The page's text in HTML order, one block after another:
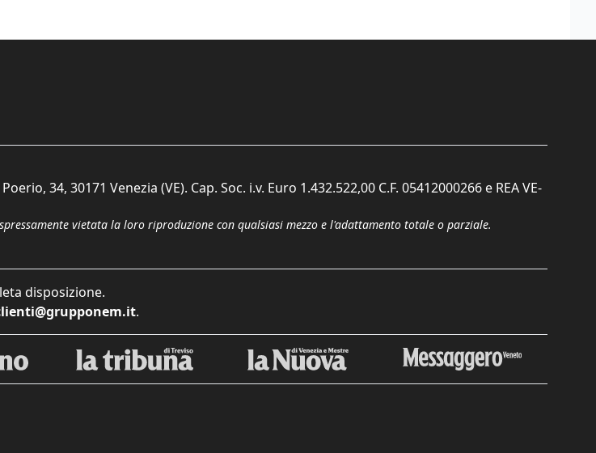
34, 30171 Venezia (VE). Cap. Soc. i.v. Euro 1.432.522,00 C.F. 05412000266 e REA VE-
vietata la loro riproduzione con qualsiasi mezzo e l'adattamento totale o parziale.
disposizione.
.